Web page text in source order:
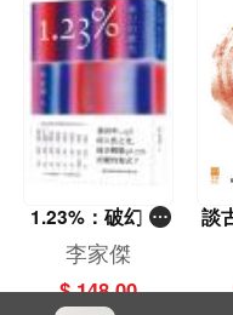
1.23%：破幻的
微光
李家傑
$ 148.00
談